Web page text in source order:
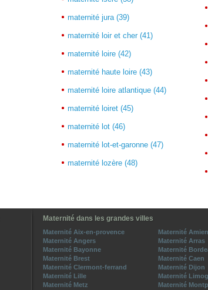
maternité jura (39)
maternité loir et cher (41)
maternité loire (42)
maternité haute loire (43)
maternité loire atlantique (44)
maternité loiret (45)
maternité lot (46)
maternité lot-et-garonne (47)
maternité lozère (48)
Maternité dans les grandes villes
Maternité Aix-en-provence
Maternité
Maternité Angers
Maternité Arras
Maternité Bayonne
Maternité
Maternité Brest
Maternité Caen
Maternité Clermont-ferrand
Maternité Dijon
Maternité Lille
Maternité
Maternité Metz
Maternité